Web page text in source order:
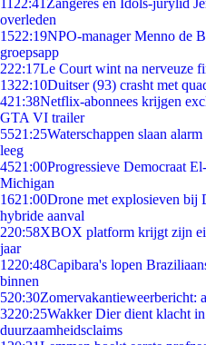
11 22:41 Zangeres en Idols-jurylid
overleden
1522:19NPO-manager Menno de
groepsapp
222:17Le Court wint na nerveuze
1322:10Duitser (93) crasht met
421:38Netflix-abonnees krijgen
GTA VI trailer
5521:25Waterschappen slaan
leeg
4521:00Progressieve Democraat
Michigan
1621:00Drone met explosieven bij
hybride aanval
220:58XBOX platform krijgt zijn
jaar
1220:48Capibara's lopen
binnen
520:30Zomervakantieweerbericht:
3220:25Wakker Dier dient klacht
duurzaamheidsclaims